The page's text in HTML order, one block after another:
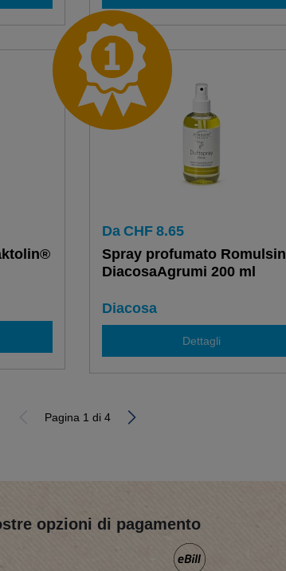
Da CHF 8.65
Spray profumato Romulsin
DiacosaAgrumi 200 ml
Diacosa
Dettagli
Pagina 1 di 4
opzioni di pagamento